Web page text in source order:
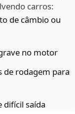
carros:
de câmbio ou
no motor
de rodagem para
difícil saída